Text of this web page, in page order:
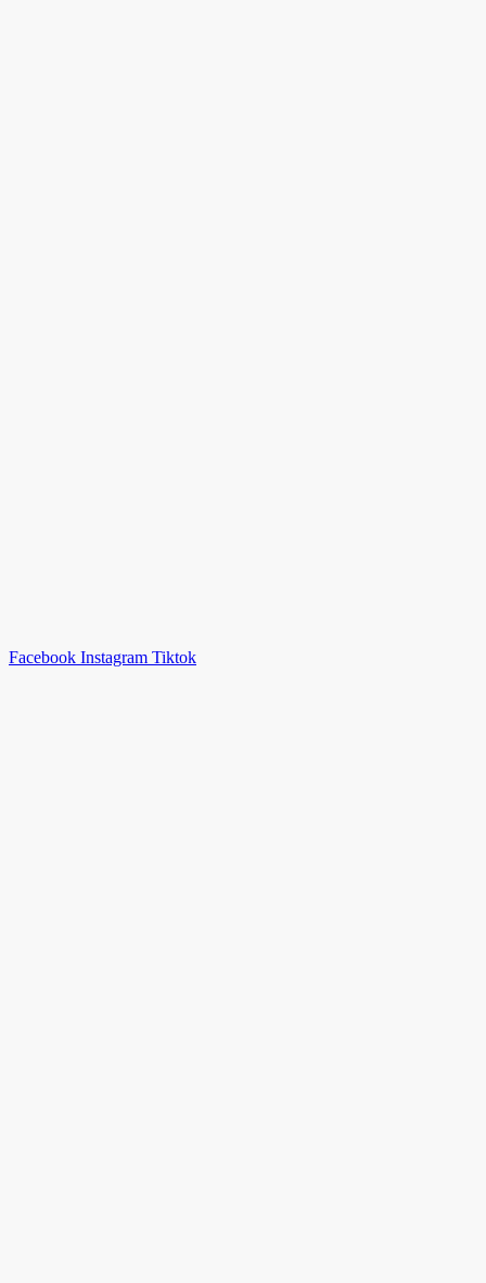
Facebook Instagram Tiktok